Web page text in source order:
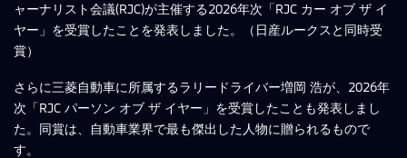
ャーナリスト会議(RJC)が主催する2026年次「RJC カー オブ ザ イ
ヤー」を受賞したことを発表しました。（日産ルークスと同時受
賞）
さらに三菱自動車に所属するラリードライバー増岡 浩が、2026年
次「RJC パーソン オブ ザ イヤー」を受賞したことも発表しまし
た。同賞は、自動車業界で最も傑出した人物に贈られるもので
す。